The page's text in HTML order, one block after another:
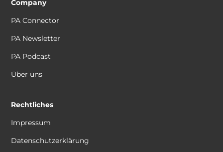
Company
PA Connector
PA Newsletter
PA Podcast
Über uns
Rechtliches
Impressum
Datenschutzerklärung